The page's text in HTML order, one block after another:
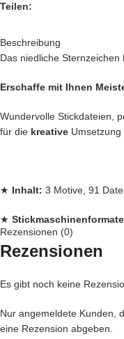
Teilen:
Beschreibung
Das niedliche Sternzeichen
Erschaffe mit Ihnen
Wundervolle Stickdateien,
für die kreative Umsetzung
★ Inhalt: 3 Motive, 91
★
★Rahmengrößen:10×10
mit Herzblut digitalisiert und
Rezensionen (0)
Rezensionen
Es gibt noch keine
Nur angemeldete Kunden,
eine Rezension abgeben.